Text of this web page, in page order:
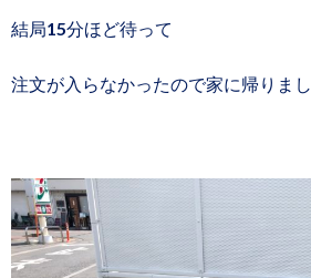
結局15分ほど待って
注文が入らなかったので家に帰りまし